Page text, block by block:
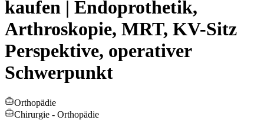
kaufen | Endoprothetik,
Arthroskopie, MRT, KV-Sitz
Perspektive, operativer
Schwerpunkt
Orthopädie
Chirurgie - Orthopädie